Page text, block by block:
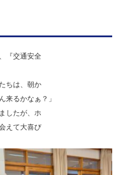
『交通安全
ちは、朝か
来るかなぁ？」
したが、ホ
えて大喜び